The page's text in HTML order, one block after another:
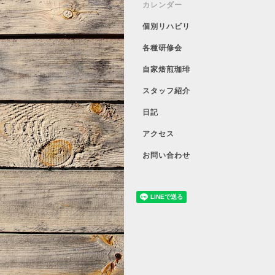
カレンダー
個別リハビリ
各種研修会
自家焙煎珈琲
スタッフ紹介
日記
アクセス
お問い合わせ